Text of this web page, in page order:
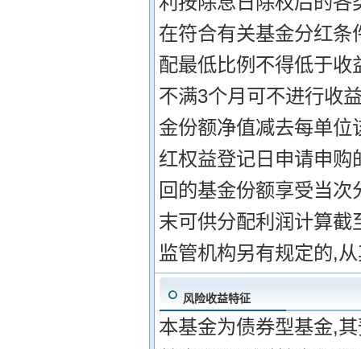
在符合有关基金分红
配最低比例不得低于
不满3个月可不进行收
金份额净值减去每单
红权益登记日申请申
回的基金份额享受当
末可供分配利润计算
监管机构另有规定的,
风险收益特征
本基金为债券型基金,